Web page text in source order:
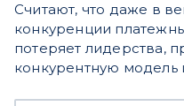
Считают, что даже в
конкуренции
потеряет лидерства,
конкурентную модель